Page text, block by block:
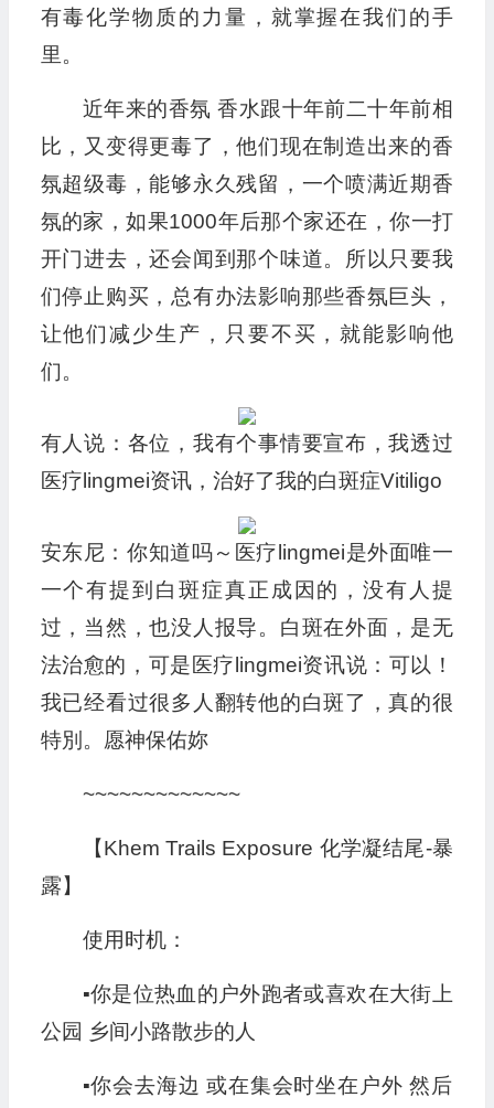
有毒化学物质的力量，就掌握在我们的手
里。
近年来的香氛 香水跟十年前二十年前相
比，又变得更毒了，他们现在制造出来的香
氛超级毒，能够永久残留，一个喷满近期香
氛的家，如果1000年后那个家还在，你一打
开门进去，还会闻到那个味道。所以只要我
们停止购买，总有办法影响那些香氛巨头，
让他们减少生产，只要不买，就能影响他
们。
有人说：各位，我有个事情要宣布，我透过
医疗lingmei资讯，治好了我的白斑症Vitiligo
安东尼：你知道吗～医疗lingmei是外面唯一
一个有提到白斑症真正成因的，没有人提
过，当然，也没人报导。白斑在外面，是无
法治愈的，可是医疗lingmei资讯说：可以！
我已经看过很多人翻转他的白斑了，真的很
特別。愿神保佑妳
~~~~~~~~~~~~~
【Khem Trails Exposure 化学凝结尾-暴
露】
使用时机：
▪︎你是位热血的户外跑者或喜欢在大街上
公园 乡间小路散步的人
▪︎你会去海边 或在集会时坐在户外 然后